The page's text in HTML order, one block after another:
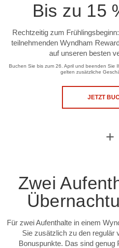
Bis zu 15
Rechtzeitig zum
teilnehmenden Wyndham
auf unseren besten
Buchen Sie bis zum 26. April und beenden Sie
gelten zusätzliche
JETZT
+
Zwei
Für zwei Aufenthalte in einem
Sie zusätzlich zu den regulär
Bonuspunkte. Das sind genug